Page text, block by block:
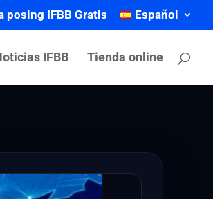
posing IFBB Gratis Español
IFBB Tienda online